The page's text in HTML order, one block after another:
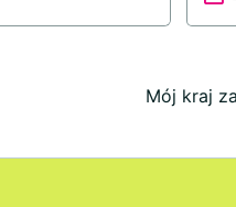
Mój kraj